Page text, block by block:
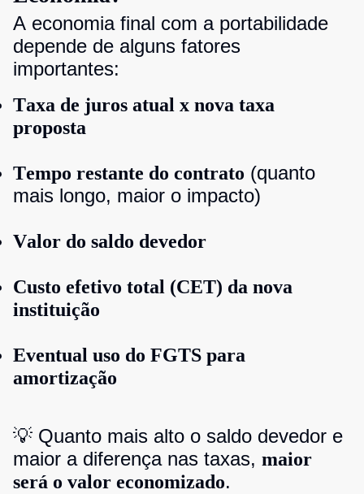
A economia final com a portabilidade
depende de alguns fatores
importantes:
Taxa de juros atual x nova taxa
proposta
Tempo restante do contrato (quanto
mais longo, maior o impacto)
Valor do saldo devedor
Custo efetivo total (CET) da nova
instituição
Eventual uso do FGTS para
amortização
💡 Quanto mais alto o saldo devedor e
maior a diferença nas taxas, maior
será o valor economizado.